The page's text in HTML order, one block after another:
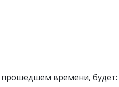
прошедшем времени, будет: